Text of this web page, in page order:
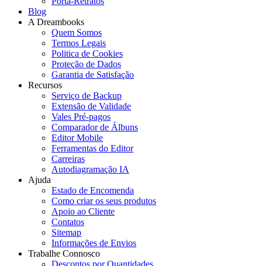
Blog
A Dreambooks
Quem Somos
Termos Legais
Politica de Cookies
Proteção de Dados
Garantia de Satisfação
Recursos
Serviço de Backup
Extensão de Validade
Vales Pré-pagos
Comparador de Álbuns
Editor Mobile
Ferramentas do Editor
Carreiras
Autodiagramação IA
Ajuda
Estado de Encomenda
Como criar os seus produtos
Apoio ao Cliente
Contatos
Sitemap
Informações de Envios
Trabalhe Connosco
Descontos por Quantidades